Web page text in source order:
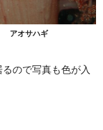
アオサハギ
ので写真も色が入